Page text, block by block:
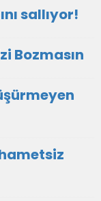
sallıyor!
Bozmasın